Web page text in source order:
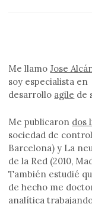
Me llamoJose
soy especialista en
desarrollo agile de
Me publicaron dos
sociedad de
Barcelona) y La
de la Red (2010,
También estudié
de hecho me
analítica